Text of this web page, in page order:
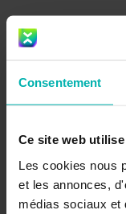
Consentement
Ce site web
Les cookies nous
et les annonces,
médias sociaux et
Articles